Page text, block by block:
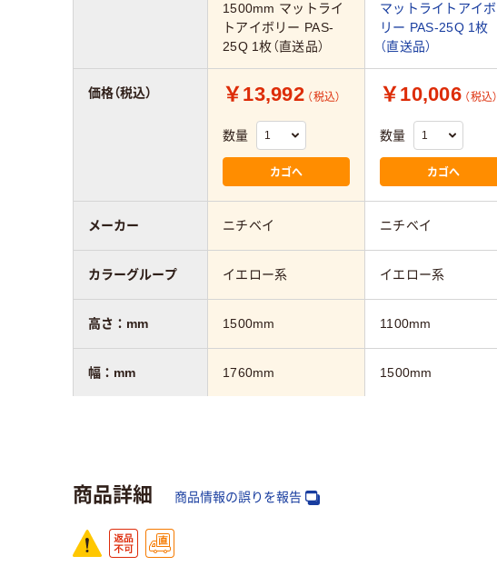
1500mm マットライ
トアイボリー PAS-
25Q 1枚（直送品）
マットライトアイボ
リー PAS-25Q 1枚
（直送品）
￥13,992 （税込）
数量
カゴへ
￥10,006 （税込）
数量
カゴへ
ニチベイ ニチベイ
イエロー系 イエロー系
1500mm 1100mm
1760mm 1500mm
価格（税込）
メーカー
カラーグループ
高さ：mm
幅：mm
商品詳細 商品情報の誤りを報告